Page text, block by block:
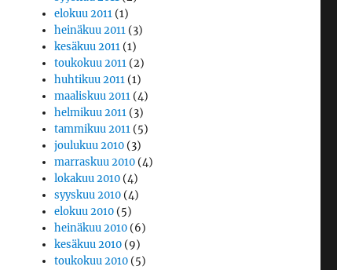
elokuu 2011 (1)
heinäkuu 2011 (3)
kesäkuu 2011 (1)
toukokuu 2011 (2)
huhtikuu 2011 (1)
maaliskuu 2011 (4)
helmikuu 2011 (3)
tammikuu 2011 (5)
joulukuu 2010 (3)
marraskuu 2010 (4)
lokakuu 2010 (4)
syyskuu 2010 (4)
elokuu 2010 (5)
heinäkuu 2010 (6)
kesäkuu 2010 (9)
toukokuu 2010 (5)